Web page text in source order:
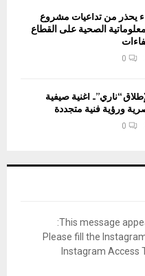
يحذر من تداعيات مشروع
الصحية على القطاع
0
“ناري”.. أغنية صيفية
ورؤية فنية متجددة
0
This message
Please fill the
Instagram Access